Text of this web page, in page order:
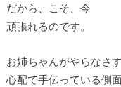
だから、こそ、今
頑張れるのです。
お姉ちゃんがやらなさ
心配で手伝っている側